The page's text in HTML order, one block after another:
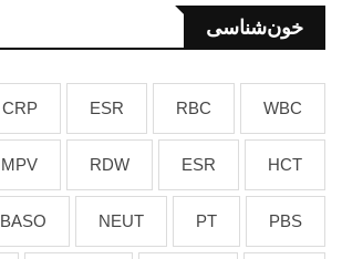
خون‌شناسی
WBC
RBC
ESR
CRP
HCT
ESR
RDW
MPV
PBS
PT
NEUT
BASO